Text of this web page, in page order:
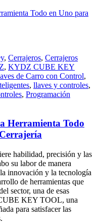
, Cerrajeros, Cerrajeros
, KYDZ CUBE KEY
de Carro con Control,
, llaves y controles,
, Programación
Herramienta Todo
habilidad, precisión y las
su labor de manera
innovación y la tecnología
de herramientas que
sector, una de esas
KEY TOOL, una
para satisfacer las